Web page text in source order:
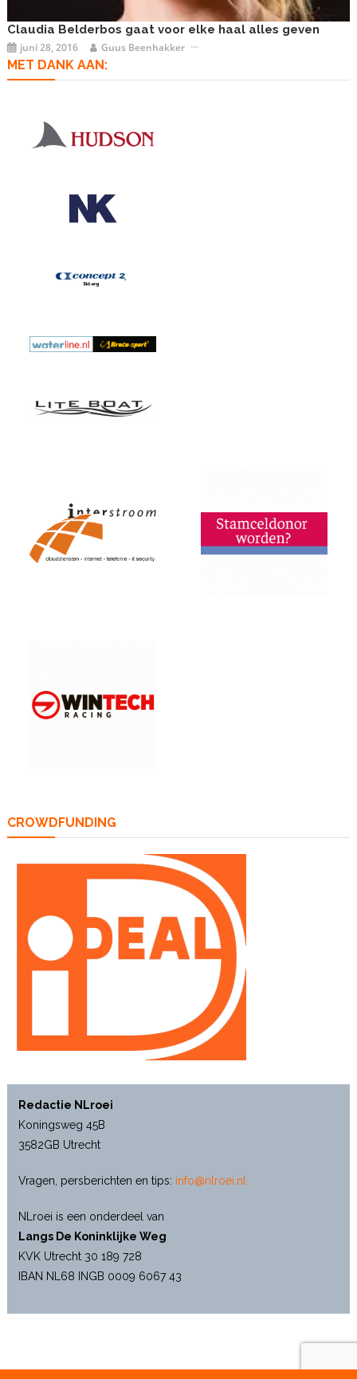
Claudia Belderbos gaat voor elke haal alles geven
juni 28, 2016 Guus Beenhakker
MET DANK AAN:
CROWDFUNDING
Redactie NLroei
Koningsweg 45B
3582GB Utrecht
Vragen, persberichten en tips: info@nlroei.nl
NLroei is een onderdeel van
Langs De Koninklijke Weg
KVK Utrecht 30 189 728
IBAN NL68 INGB 0009 6067 43